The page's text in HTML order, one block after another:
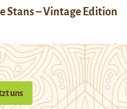
Stans – Vintage Edition
uns